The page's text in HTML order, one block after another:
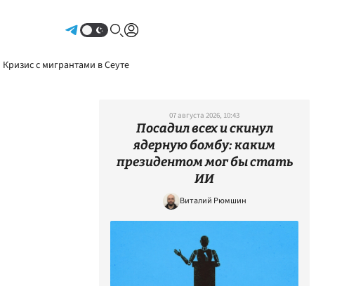
Кризис с мигрантами в Сеуте
07 августа 2026, 10:43
Посадил всех и скинул
ядерную бомбу: каким
президентом мог бы стать
ИИ
Виталий Рюмшин